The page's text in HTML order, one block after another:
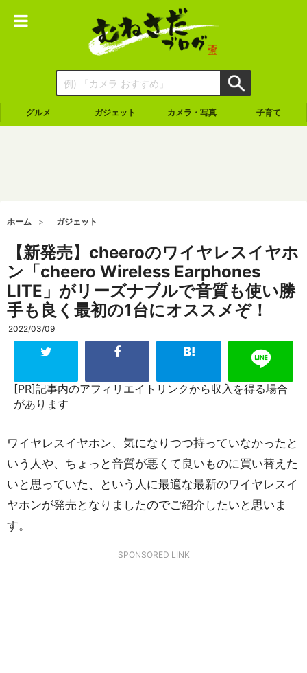
グルメ ガジェット カメラ・写真 子育て
ホーム ガジェット
【新発売】cheeroのワイヤレスイヤホ
ン「cheero Wireless Earphones
LITE」がリーズナブルで音質も使い勝
手も良く最初の1台にオススメぞ！
2022/03/09
[PR]記事内のアフィリエイトリンクから収入を得る場合
があります
ワイヤレスイヤホン、気になりつつ持っていなかったと
いう人や、ちょっと音質が悪くて良いものに買い替えた
いと思っていた、という人に最適な最新のワイヤレスイ
ヤホンが発売となりましたのでご紹介したいと思いま
す。
SPONSORED LINK